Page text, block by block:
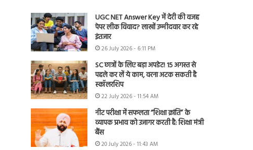
UGC NET Answer Key में देरी की वजह
पेपर लीक विवाद? लाखों उम्मीदवार कर रहे
इंतजार
26 July 2026 - 6:11 PM
SC छात्रों के लिए बड़ा अपडेट! 15 अगस्त से
पहले कर लें ये काम, वरना अटक सकती है
स्कॉलरशिप
22 July 2026 - 11:54 AM
नीट परीक्षा में सफलता “शिक्षा क्रांति” के
व्यापक प्रभाव को उजागर करती है: शिक्षा मंत्री
बैंस
20 July 2026 - 11:43 AM